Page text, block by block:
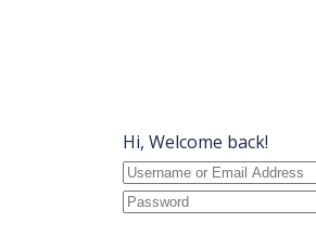
Hi, Welcome back!